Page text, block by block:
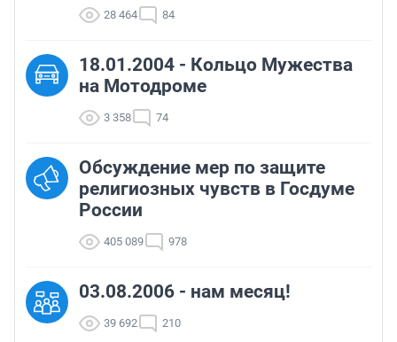
28 464 84
18.01.2004 - Кольцо Мужества
на Мотодроме
3 358 74
Обсуждение мер по защите
религиозных чувств в Госдуме
России
405 089 978
03.08.2006 - нам месяц!
39 692 210